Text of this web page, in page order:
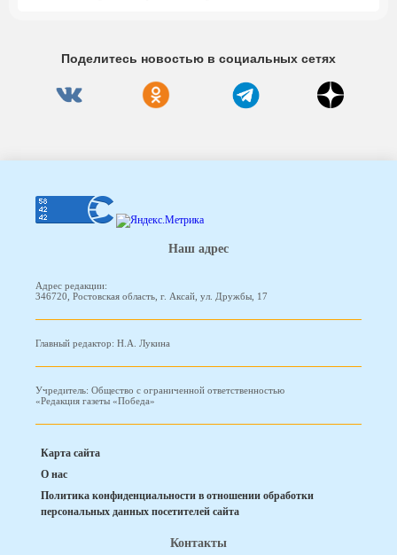
Поделитесь новостью в социальных сетях
Наш адрес
Адрес редакции:
346720, Ростовская область, г. Аксай, ул. Дружбы, 17
Главный редактор: Н.А. Лукина
Учредитель: Общество с ограниченной ответственностью
«Редакция газеты «Победа»
Карта сайта
О нас
Политика конфиденциальности в отношении обработки
персональных данных посетителей сайта
Контакты